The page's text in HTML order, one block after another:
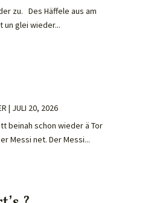
zu. Des Häffele aus am
un glei wieder...
| JULI 20, 2026
beinah schon wieder ä Tor
Messi net. Der Messi...